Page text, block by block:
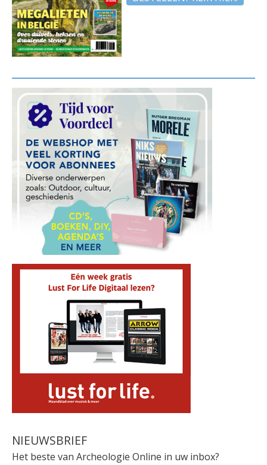
NIEUWSBRIEF
Het beste van Archeologie Online in uw inbox?